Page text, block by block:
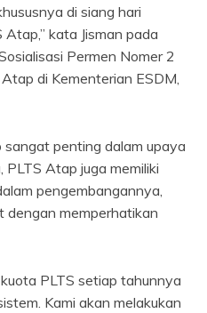
di siang hari
kata Jisman pada
Permen Nomer 2
di Kementerian ESDM,
penting dalam upaya
PLTS Atap juga memiliki
pengembangannya,
dengan memperhatikan
PLTS setiap tahunnya
Kami akan melakukan